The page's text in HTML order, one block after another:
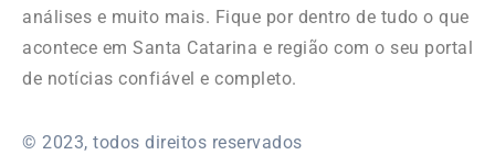
análises e muito mais. Fique por dentro de tudo o que
acontece em Santa Catarina e região com o seu portal
de notícias confiável e completo.
© 2023, todos direitos reservados